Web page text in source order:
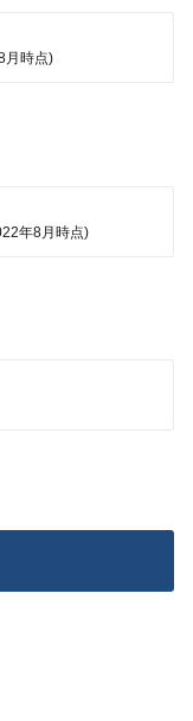
月時点)
年8月時点)